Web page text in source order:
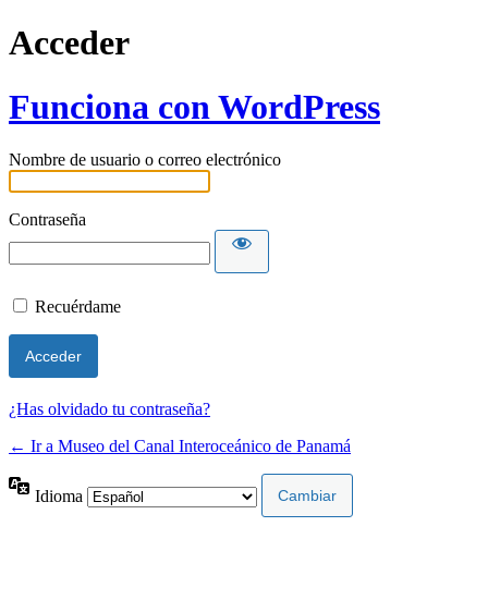
Acceder
Funciona con WordPress
Nombre de usuario o correo electrónico
Contraseña
Recuérdame
¿Has olvidado tu contraseña?
← Ir a Museo del Canal Interoceánico de Panamá
Idioma